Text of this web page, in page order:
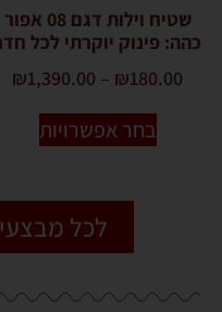
שטיח וילות דגם 08 אפור
כהה: פינוק יוקרתי לכל
₪180.00
–
₪1,390.00
בחר אפשרויות
לכל